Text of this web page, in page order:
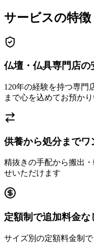
サービスの特徴
仏壇・仏具専門店の
120年の経験を持つ専門
まで心を込めてお預か
供養から処分までワ
精抜きの手配から搬出
せいただけます
定額制で追加料金な
サイズ別の定額料金制